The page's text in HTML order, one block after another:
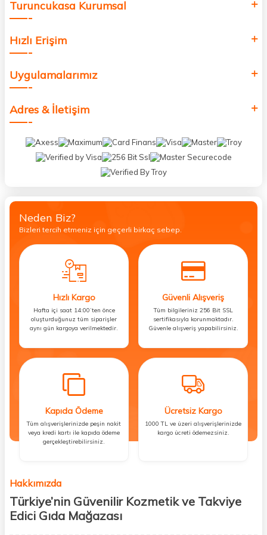
Turuncukasa Kurumsal
Hızlı Erişim
Uygulamalarımız
Adres & İletişim
Neden Biz?
Bizleri tercih etmeniz için geçerli birkaç sebep.
Hızlı Kargo
Hafta içi saat 14:00’ten önce
oluşturduğunuz tüm siparişler
aynı gün kargoya verilmektedir.
Güvenli Alışveriş
Tüm bilgileriniz 256 Bit SSL
sertifikasıyla korunmaktadır.
Güvenle alışveriş yapabilirsiniz.
Kapıda Ödeme
Tüm alışverişlerinizde peşin nakit
veya kredi kartı ile kapıda ödeme
gerçekleştirebilirsiniz.
Ücretsiz Kargo
1000 TL ve üzeri alışverişlerinizde
kargo ücreti ödemezsiniz.
Hakkımızda
Türkiye’nin Güvenilir Kozmetik ve Takviye
Edici Gıda Mağazası